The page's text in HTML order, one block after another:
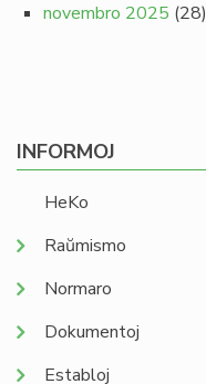
novembro 2025 (28)
INFORMOJ
HeKo
Raŭmismo
Normaro
Dokumentoj
Establoj